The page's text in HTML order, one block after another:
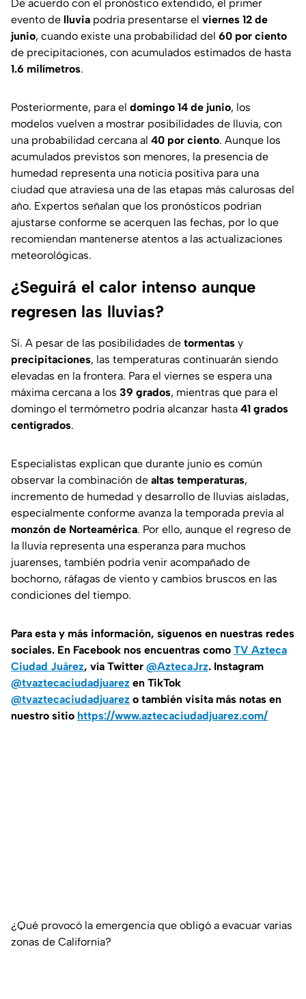
De acuerdo con el pronóstico extendido, el primer
evento de lluvia podría presentarse el viernes 12 de
junio, cuando existe una probabilidad del 60 por ciento
de precipitaciones, con acumulados estimados de hasta
1.6 milímetros.
Posteriormente, para el domingo 14 de junio, los
modelos vuelven a mostrar posibilidades de lluvia, con
una probabilidad cercana al 40 por ciento. Aunque los
acumulados previstos son menores, la presencia de
humedad representa una noticia positiva para una
ciudad que atraviesa una de las etapas más calurosas del
año. Expertos señalan que los pronósticos podrían
ajustarse conforme se acerquen las fechas, por lo que
recomiendan mantenerse atentos a las actualizaciones
meteorológicas.
¿Seguirá el calor intenso aunque
regresen las lluvias?
Sí. A pesar de las posibilidades de tormentas y
precipitaciones, las temperaturas continuarán siendo
elevadas en la frontera. Para el viernes se espera una
máxima cercana a los 39 grados, mientras que para el
domingo el termómetro podría alcanzar hasta 41 grados
centígrados.
Especialistas explican que durante junio es común
observar la combinación de altas temperaturas,
incremento de humedad y desarrollo de lluvias aisladas,
especialmente conforme avanza la temporada previa al
monzón de Norteamérica. Por ello, aunque el regreso de
la lluvia representa una esperanza para muchos
juarenses, también podría venir acompañado de
bochorno, ráfagas de viento y cambios bruscos en las
condiciones del tiempo.
Para esta y más información, síguenos en nuestras redes
sociales. En Facebook nos encuentras como TV Azteca
Ciudad Juárez, vía Twitter @AztecaJrz. Instagram
@tvaztecaciudadjuarez en TikTok
@tvaztecaciudadjuarez o también visita más notas en
nuestro sitio https://www.aztecaciudadjuarez.com/
¿Qué provocó la emergencia que obligó a evacuar varias
zonas de California?